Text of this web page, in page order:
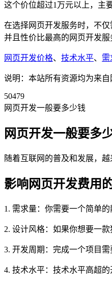
这个价位超过1万元以上，主
在选择网页开发服务时，不
并且性价比最高的网页开发服
网页开发价格、 技术水平、 需
说明：本站所有资源均为来
50479
网页开发一般要多少钱
网页开发一般要多
随着互联网的普及和发展，
影响网页开发费用
1. 需求量：你需要一个简单
2. 设计风格：如果你想要一
3. 开发周期：完成一个项目
4. 技术水平：技术水平高超